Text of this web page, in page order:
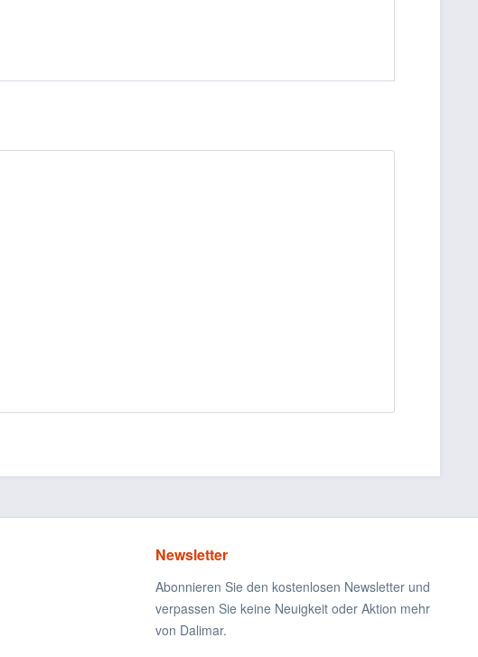
Newsletter
Abonnieren Sie den kostenlosen Newsletter und
verpassen Sie keine Neuigkeit oder Aktion mehr
von Dalimar.